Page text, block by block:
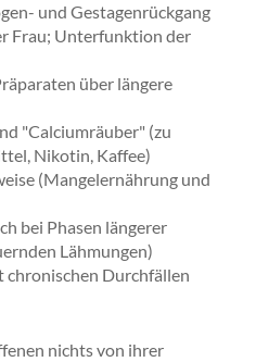
und Gestagenrückgang
Frau; Unterfunktion der
über längere
"Calciumräuber" (zu
Nikotin, Kaffee)
(Mangelernährung und
bei Phasen längerer
Lähmungen)
Durchfällen
nichts von ihrer